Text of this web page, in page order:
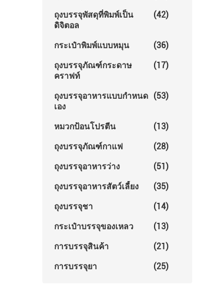
ถุงบรรจุพัสดุที่พิมพ์เป็น
ดิจิตอล
(42)
กระเป๋าพิมพ์แบบหมุน (36)
ถุงบรรจุภัณฑ์กระดาษ
คราฟท์
(17)
ถุงบรรจุอาหารแบบกำหนด
เอง
(53)
หมวกป้อนโปรตีน (13)
ถุงบรรจุภัณฑ์กาแฟ (28)
ถุงบรรจุอาหารว่าง (51)
ถุงบรรจุอาหารสัตว์เลี้ยง (35)
ถุงบรรจุชา (14)
กระเป๋าบรรจุของเหลว (13)
การบรรจุสินค้า (21)
การบรรจุยา (25)